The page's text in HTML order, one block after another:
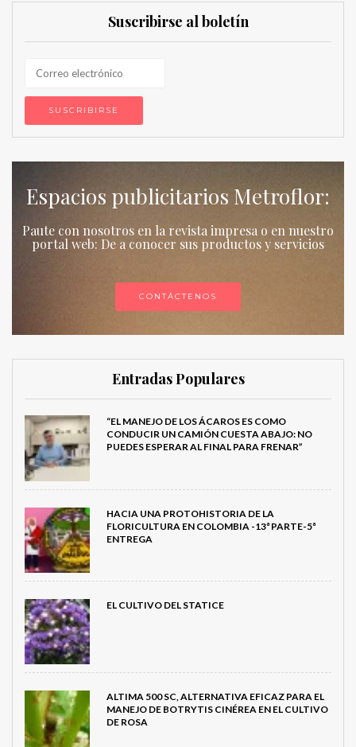
Suscribirse al boletín
Espacios publicitarios Metroflor:
Paute con nosotros en la revista impresa o en nuestro
portal web: De a conocer sus productos y servicios
CONTÁCTENOS
Entradas Populares
“EL MANEJO DE LOS ÁCAROS ES COMO
CONDUCIR UN CAMIÓN CUESTA ABAJO: NO
PUEDES ESPERAR AL FINAL PARA FRENAR”
HACIA UNA PROTOHISTORIA DE LA
FLORICULTURA EN COLOMBIA -13ª PARTE-5ª
ENTREGA
EL CULTIVO DEL STATICE
ALTIMA 500 SC, ALTERNATIVA EFICAZ PARA EL
MANEJO DE BOTRYTIS CINÉREA EN EL CULTIVO
DE ROSA